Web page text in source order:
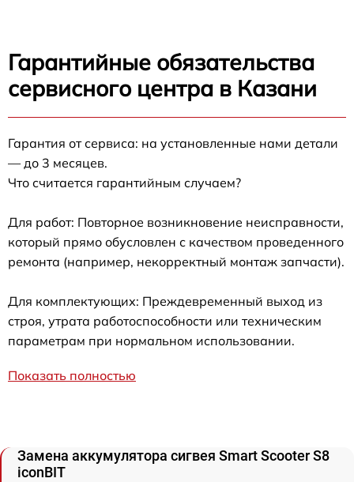
Гарантийные обязательства
сервисного центра в Казани
Гарантия от сервиса: на установленные нами детали
— до 3 месяцев.
Что считается гарантийным случаем?
Для работ: Повторное возникновение неисправности,
который прямо обусловлен с качеством проведенного
ремонта (например, некорректный монтаж запчасти).
Для комплектующих: Преждевременный выход из
строя, утрата работоспособности или техническим
параметрам при нормальном использовании.
Показать полностью
Замена аккумулятора сигвея Smart Scooter S8
iconBIT